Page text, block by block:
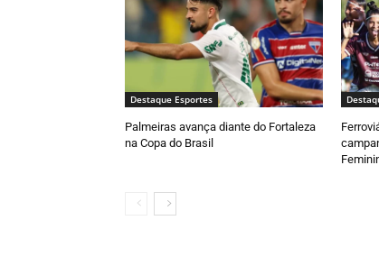
Destaque Esportes
Palmeiras avança diante do Fortaleza
na Copa do Brasil